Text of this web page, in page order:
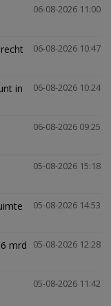
06-08-2026 11:00
06-08-2026 10:47
06-08-2026 10:24
in
06-08-2026 09:25
05-08-2026 15:18
05-08-2026 14:53
05-08-2026 12:28
mrd
05-08-2026 11:42